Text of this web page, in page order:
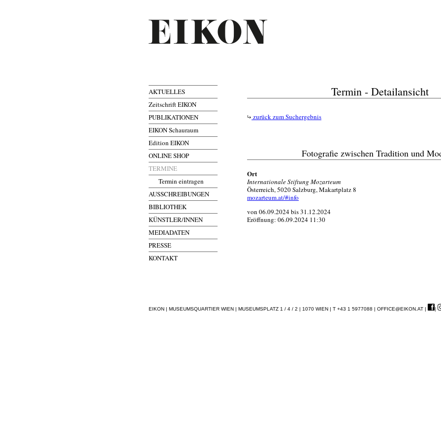
AKTUELLES
Zeitschrift EIKON
PUBLIKATIONEN
EIKON Schauraum
Edition EIKON
ONLINE SHOP
TERMINE
Termin eintragen
AUSSCHREIBUNGEN
BIBLIOTHEK
KÜNSTLER/INNEN
MEDIADATEN
PRESSE
KONTAKT
Termin - Detailansicht
zurück zum Suchergebnis
Fotografie zwischen Tradition und
Ort
Internationale Stiftung Mozarteum
Österreich, 5020 Salzburg, Makartplatz 8
mozarteum.at/#info
von 06.09.2024 bis 31.12.2024
Eröffnung: 06.09.2024 11:30
EIKON | MUSEUMSQUARTIER WIEN | MUSEUMSPLATZ 1 / 4 / 2 | 1070 WIEN | T +43 1 5977088 | OFFICE@EIKON.AT | |